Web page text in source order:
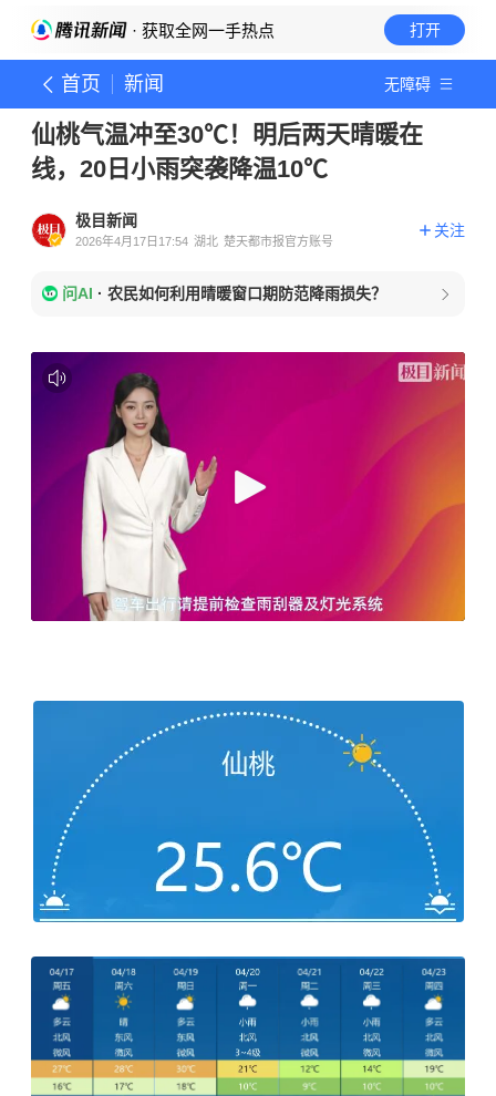
· 获取全网一手热点 打开
首页 新闻 无障碍
仙桃气温冲至30℃！明后两天晴暖在
线，20日小雨突袭降温10℃
极目新闻
2026年4月17日17:54 湖北 楚天都市报官方账号
关注
问AI · 农民如何利用晴暖窗口期防范降雨损失？